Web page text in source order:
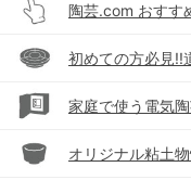
陶芸.com おすす
初めての方必見!!
家庭で使う電気
オリジナル粘土